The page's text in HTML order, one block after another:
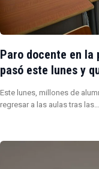
Paro docente en la
pasó este lunes y
Este lunes, millones de
regresar a las aulas tras las…